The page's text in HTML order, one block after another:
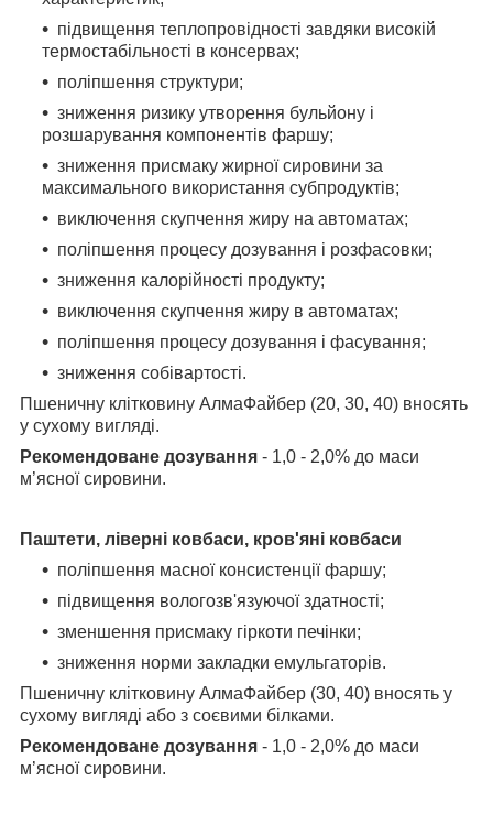
підвищення теплопровідності завдяки високій
термостабільності в консервах;
поліпшення структури;
зниження ризику утворення бульйону і
розшарування компонентів фаршу;
зниження присмаку жирної сировини за
максимального використання субпродуктів;
виключення скупчення жиру на автоматах;
поліпшення процесу дозування і розфасовки;
зниження калорійності продукту;
виключення скупчення жиру в автоматах;
поліпшення процесу дозування і фасування;
зниження собівартості.
Пшеничну клітковину АлмаФайбер (20, 30, 40) вносять
у сухому вигляді.
Рекомендоване дозування - 1,0 - 2,0% до маси
м’ясної сировини.
Паштети, ліверні ковбаси, кров'яні ковбаси
поліпшення масної консистенції фаршу;
підвищення вологозв'язуючої здатності;
зменшення присмаку гіркоти печінки;
зниження норми закладки емульгаторів.
Пшеничну клітковину АлмаФайбер (30, 40) вносять у
сухому вигляді або з соєвими білками.
Рекомендоване дозування - 1,0 - 2,0% до маси
м’ясної сировини.